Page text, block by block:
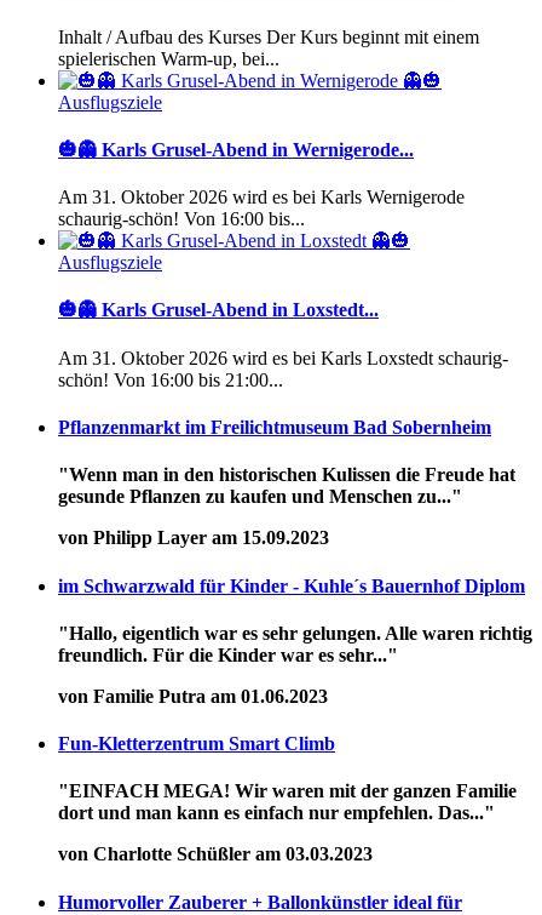
Inhalt / Aufbau des Kurses Der Kurs beginnt mit einem
spielerischen Warm-up, bei...
Ausflugsziele
🎃👻 Karls Grusel-Abend in Wernigerode...
Am 31. Oktober 2026 wird es bei Karls Wernigerode
schaurig-schön! Von 16:00 bis...
Ausflugsziele
🎃👻 Karls Grusel-Abend in Loxstedt...
Am 31. Oktober 2026 wird es bei Karls Loxstedt schaurig-
schön! Von 16:00 bis 21:00...
Pflanzenmarkt im Freilichtmuseum Bad Sobernheim
"Wenn man in den historischen Kulissen die Freude hat
gesunde Pflanzen zu kaufen und Menschen zu..."
von Philipp Layer am 15.09.2023
im Schwarzwald für Kinder - Kuhle´s Bauernhof Diplom
"Hallo, eigentlich war es sehr gelungen. Alle waren richtig
freundlich. Für die Kinder war es sehr..."
von Familie Putra am 01.06.2023
Fun-Kletterzentrum Smart Climb
"EINFACH MEGA! Wir waren mit der ganzen Familie
dort und man kann es einfach nur empfehlen. Das..."
von Charlotte Schüßler am 03.03.2023
Humorvoller Zauberer + Ballonkünstler ideal für